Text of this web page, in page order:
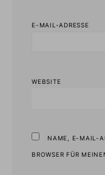
E-MAIL-ADRESSE
WEBSITE
NAME, E-MAIL-
BROWSER FÜR